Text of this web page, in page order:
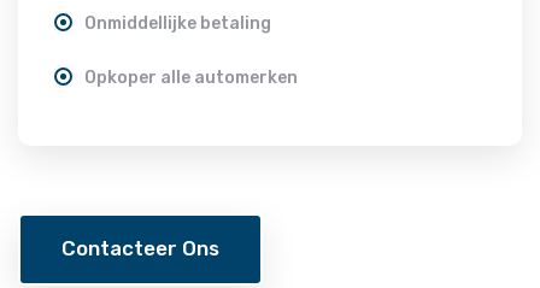
Onmiddellijke betaling
Opkoper alle automerken
Contacteer Ons